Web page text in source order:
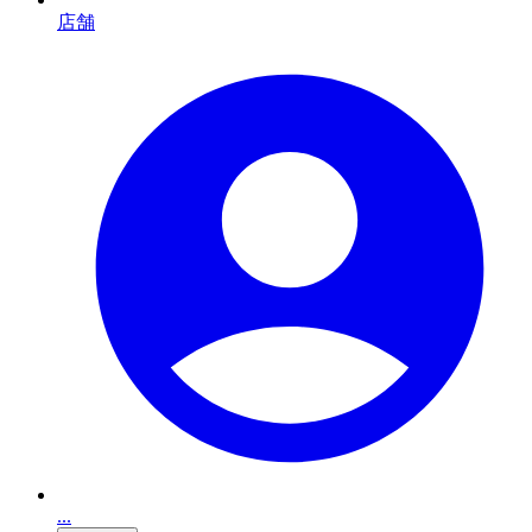
店舗
...